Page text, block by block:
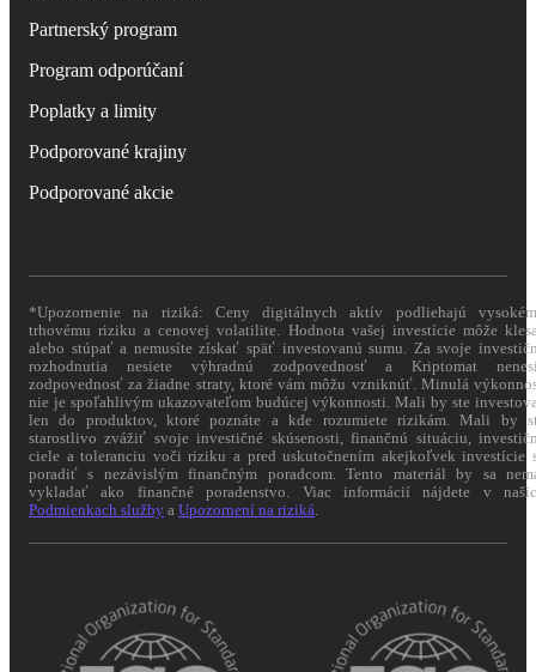
Partnerský program
Program odporúčaní
Poplatky a limity
Podporované krajiny
Podporované akcie
*Upozornenie na riziká: Ceny digitálnych aktív podliehajú
trhovému riziku a cenovej volatilite. Hodnota vašej investície môže
alebo stúpať a nemusíte získať späť investovanú sumu. Za svoje
rozhodnutia nesiete výhradnú zodpovednosť a Kriptomat
zodpovednosť za žiadne straty, ktoré vám môžu vzniknúť. Minulá
nie je spoľahlivým ukazovateľom budúcej výkonnosti. Mali by ste
len do produktov, ktoré poznáte a kde rozumiete rizikám. Mali by
starostlivo zvážiť svoje investičné skúsenosti, finančnú situáciu,
ciele a toleranciu voči riziku a pred uskutočnením akejkoľvek investície
poradiť s nezávislým finančným poradcom. Tento materiál by sa
vykladať ako finančné poradenstvo. Viac informácií nájdete v
Podmienkach služby a Upozornení na riziká